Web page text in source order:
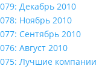
079: Декабрь 2010
078: Ноябрь 2010
077: Сентябрь 2010
076: Август 2010
075: Лучшие компании